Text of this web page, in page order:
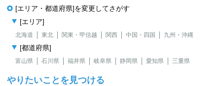
[エリア・都道府県]を変更してさがす
[エリア]
北海道 東北 関東・甲信越 関西 中国・四国 九州・沖縄
[都道府県]
富山県 石川県 福井県 岐阜県 静岡県 愛知県 三重県
やりたいことを見つける